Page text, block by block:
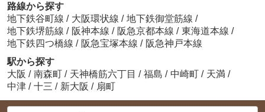
路線から探す
地下鉄谷町線 / 大阪環状線 / 地下鉄御堂筋線 /
地下鉄堺筋線 / 阪神本線 / 阪急京都本線 / 東海道本線 /
地下鉄四つ橋線 / 阪急宝塚本線 / 阪急神戸本線
駅から探す
大阪 / 南森町 / 天神橋筋六丁目 / 福島 / 中崎町 / 天満 /
中津 / 十三 / 新大阪 / 扇町